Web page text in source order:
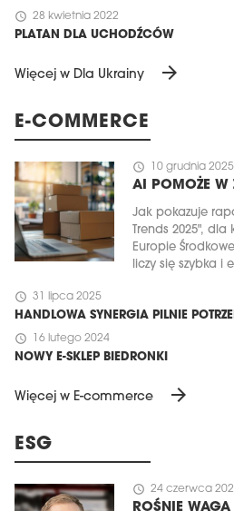
schedule 28 kwietnia 2022
PLATAN DLA UCHODŹCÓW
Więcej w Dla Ukrainy arrow_forward
E-COMMERCE
schedule 10 grudnia 2025
AI POMOŻE W
Jak pokazuje
Trends 2025",
Europie
liczy się szybka i
schedule 31 lipca 2025
HANDLOWA SYNERGIA PILNIE
schedule 16 lutego 2024
NOWY E-SKLEP BIEDRONKI
Więcej w E-commerce arrow_forward
ESG
schedule 24 czerwca
ROŚNIE WAGA